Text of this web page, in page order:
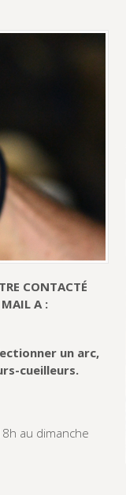
CONTACTÉ
MAIL A :
un arc,
cueilleurs.
au dimanche